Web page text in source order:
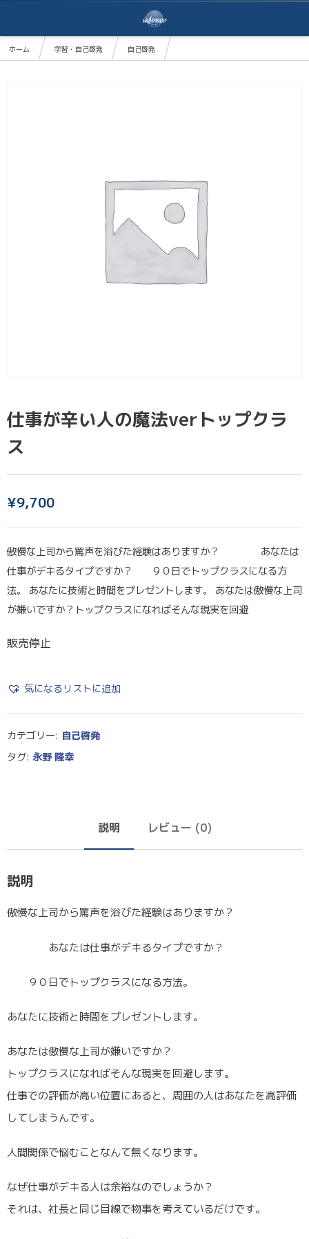
ホーム 学習・自己啓発
自己啓発
仕事が辛い人の魔法verトップクラ
ス
¥9,700
傲慢な上司から罵声を浴びた経験はありますか？ あなたは
仕事がデキるタイプですか？ ９０日でトップクラスになる方
法。 あなたに技術と時間をプレゼントします。 あなたは傲慢な上司
が嫌いですか？トップクラスになればそんな現実を回避
販売停止
気になるリストに追加
カテゴリー: 自己啓発
タグ: 永野 隆幸
説明 レビュー (0)
説明
傲慢な上司から罵声を浴びた経験はありますか？
あなたは仕事がデキるタイプですか？
９０日でトップクラスになる方法。
あなたに技術と時間をプレゼントします。
あなたは傲慢な上司が嫌いですか？
トップクラスになればそんな現実を回避します。
仕事での評価が高い位置にあると、周囲の人はあなたを高評価
してしまうんです。
人間関係で悩むことなんて無くなります。
なぜ仕事がデキる人は余裕なのでしょうか？
それは、社長と同じ目線で物事を考えているだけです。